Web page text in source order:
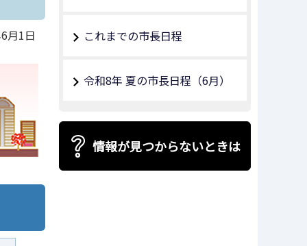
月1日 これまでの市長日程
令和8年 夏の市長日程（6月）
情報が見つからないときは